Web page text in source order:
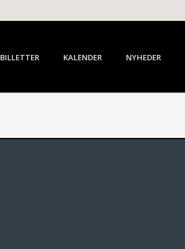
BILLETTER KALENDER NYHEDER